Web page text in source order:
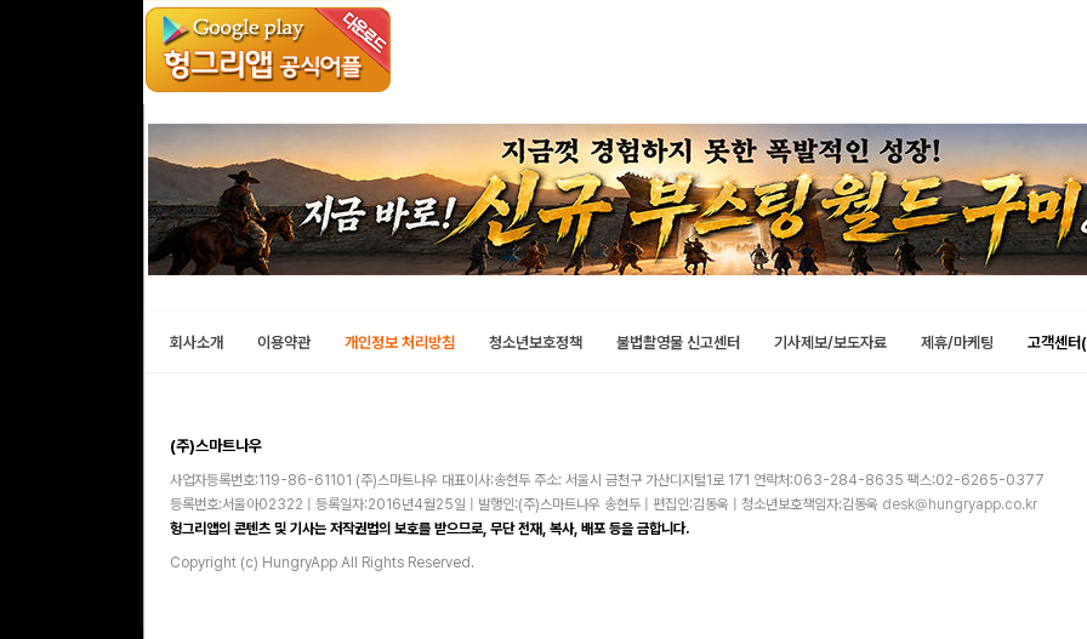
회사소개 이용약관 개인정보 처리방침 청소년보호정책 불법촬영물 신고센터 기사제보/보도자료 제휴/마케팅 고객센
(주)스마트나우
사업자등록번호:119-86-61101 (주)스마트나우 대표이사:송현두 주소: 서울시 금천구 가산디지털1로 171 연락처:063-284-8635 팩스:02-6265-0377
등록번호:서울아02322 | 등록일자:2016년4월25일 | 발행인:(주)스마트나우 송현두 | 편집인:김동욱 | 청소년보호책임자:김동욱 desk@hungryapp.co.kr
헝그리앱의 콘텐츠 및 기사는 저작권법의 보호를 받으므로, 무단 전재, 복사, 배포 등을 금합니다.
Copyright (c) HungryApp All Rights Reserved.